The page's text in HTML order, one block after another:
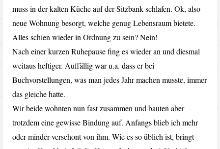
muss in der kalten Küche auf der Sitzbank schlafen. Ok, also
neue Wohnung besorgt, welche genug Lebensraum bietete.
Alles schien wieder in Ordnung zu sein? Nein!
Nach einer kurzen Ruhepause fing es wieder an und diesmal
weitaus heftiger. Auffällig war u.a. dass er bei
Buchvorstellungen, was man jedes Jahr machen musste, immer
das gleiche hatte.
Wir beide wohnten nun fast zusammen und bauten aber
trotzdem eine gewisse Bindung auf. Anfangs blieb ich mehr
oder minder verschont von ihm. Wie es so üblich ist, bringt